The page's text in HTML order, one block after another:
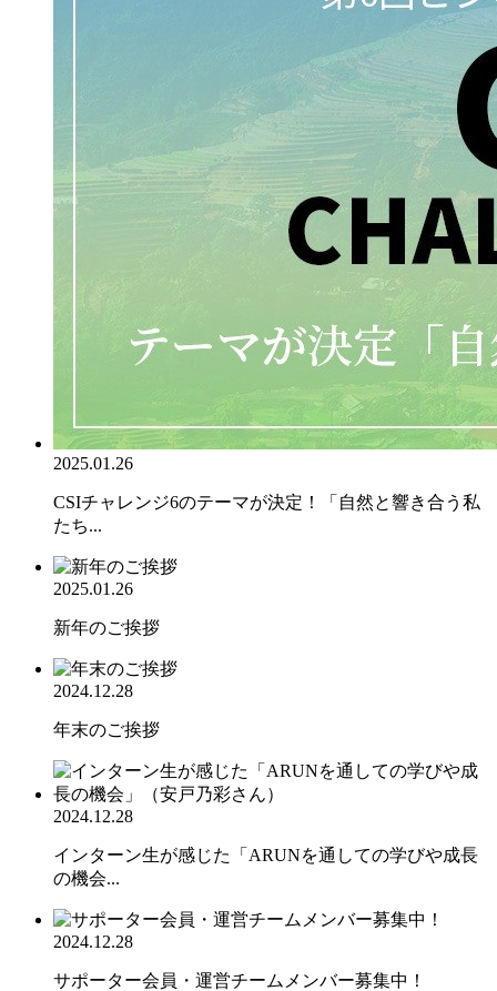
2025.01.26
CSIチャレンジ6のテーマが決定！「自然と響き合う私
たち...
2025.01.26
新年のご挨拶
2024.12.28
年末のご挨拶
2024.12.28
インターン生が感じた「ARUNを通しての学びや成長
の機会...
2024.12.28
サポーター会員・運営チームメンバー募集中！